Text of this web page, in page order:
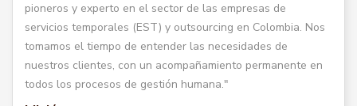
pioneros y experto en el sector de las empresas de
servicios temporales (EST) y outsourcing en Colombia. Nos
tomamos el tiempo de entender las necesidades de
nuestros clientes, con un acompañamiento permanente en
todos los procesos de gestión humana."